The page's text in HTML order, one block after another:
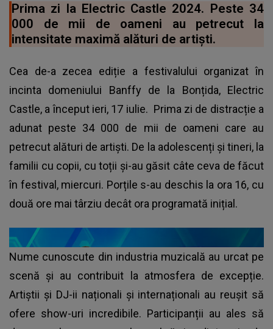
Prima zi la Electric Castle 2024. Peste 34
000 de mii de oameni au petrecut la
intensitate maximă alături de artiști.
Cea de-a zecea ediție a festivalului organizat în
incinta domeniului Banffy de la Bonțida, Electric
Castle, a început ieri, 17 iulie. Prima zi de distracție a
adunat peste 34 000 de mii de oameni care au
petrecut alături de artiști. De la adolescenți și tineri, la
familii cu copii, cu toții și-au găsit câte ceva de făcut
în festival, miercuri. Porțile s-au deschis la ora 16, cu
două ore mai târziu decât ora programată inițial.
Nume cunoscute din industria muzicală au urcat pe
scenă și au contribuit la atmosfera de excepție.
Artiștii și DJ-ii naționali și internaționali au reușit să
ofere show-uri incredibile. Participanții au ales să